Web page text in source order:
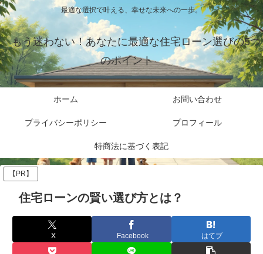
最適な選択で叶える、幸せな未来への一歩。
もう迷わない！あなたに最適な住宅ローン選びの5つ
のポイント
ホーム お問い合わせ
プライバシーポリシー プロフィール
特商法に基づく表記
【PR】
住宅ローンの賢い選び方とは？
X Facebook はてブ